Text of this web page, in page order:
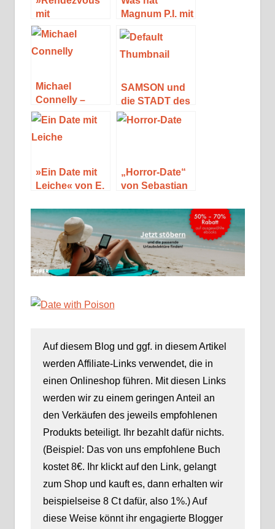
mit
Todesfolge«
von Julia
Chapman
Magnum P.I. mit
Robert B.
Parker zu tun?
Michael
Connelly –
Seine Bücher
und Figuren
(Special)
SAMSON und
die STADT des
bleichen
»Ein Date mit
Leiche« von E.
„Horror-Date“
von Sebastian
Auf diesem Blog und ggf. in diesem Artikel
werden Affiliate-Links verwendet, die in
einen Onlineshop führen. Mit diesen Links
werden wir zu einem geringen Anteil an
den Verkäufen des jeweils empfohlenen
Produkts beteiligt. Ihr bezahlt dafür nichts.
(Beispiel: Das von uns empfohlene Buch
kostet 8€. Ihr klickt auf den Link, gelangt
zum Shop und kauft es, dann erhalten wir
beispielseise 8 Ct dafür, also 1%.) Auf
diese Weise könnt ihr engagierte Blogger